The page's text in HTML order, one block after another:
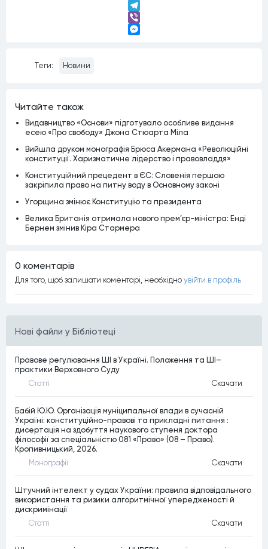
Нові файли у Бібліотеці
Правове регулювання ШІ в Україні. Положення та ШІ–
практики Верховного Суду
Статтi Скачати
Бабій Ю.Ю. Організація муніципальної влади в сучасній
Україні: конституційно-правові та прикладні питання :
дисертація на здобуття наукового ступеня доктора
філософії за спеціальністю 081 «Право» (08 – Право).
Кропивницький, 2026.
Монографiї Скачати
Штучний інтелект у судах України: правила відповідального
використання та ризики алгоритмічної упередженості й
дискримінації
Статтi Скачати
LinkedIn
Telegram
Viber
Теги: Новини
Читайте також
Видавництво «Основи» підготувало особливе видання
есею «Про свободу» Джона Стюарта Міла
Вийшла друком монографія Брюса Акермана «Революційні
конституції. Харизматичне лідерство і правовладдя»
Конституційний прецедент в ЄС: Словенія першою
закріпила право на питну воду в Основному законі
Угорщина змінює Конституцію та президента
Велика Британія отримала нового прем’єр-міністра: Енді
Бернем змінив Кіра Стармера
0 коментарiв
Для того, щоб залишати коментарi, необхiдно увiйти в профiль